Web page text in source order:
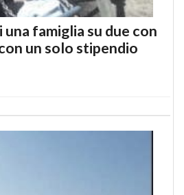
famiglia su due con
un solo stipendio